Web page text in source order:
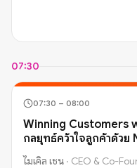
07:30
07:30 – 08:00
Winning Customers
กลยุทธ์คว้าใจลูกค้าด้ว
ไมเคิล เชน · CEO & Co-